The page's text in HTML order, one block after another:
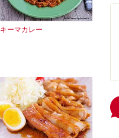
キーマカレー